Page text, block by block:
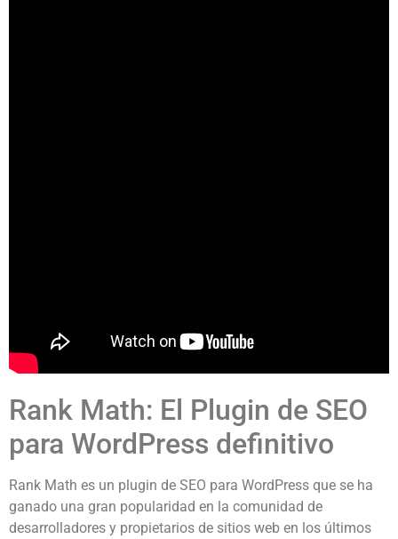
Rank Math: El Plugin de SEO
para WordPress definitivo
Rank Math es un plugin de SEO para WordPress que se ha
ganado una gran popularidad en la comunidad de
desarrolladores y propietarios de sitios web en los últimos